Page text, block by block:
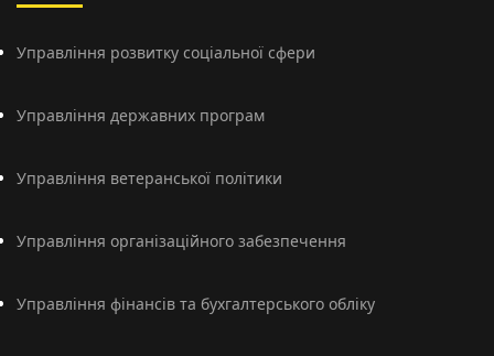
Управління розвитку соціальної сфери
Управління державних програм
Управління ветеранської політики
Управління організаційного забезпечення
Управління фінансів та бухгалтерського обліку